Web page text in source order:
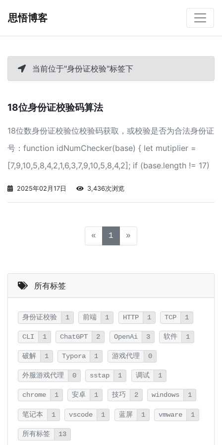
思悟博客
当前位于"身份证校验"标签下
18位身份证校验码算法
18位数身份证校验位校验码获取，或校验是否为合法身份证
号：function idNumChecker(base) { let mutiplier =
[7,9,10,5,8,4,2,1,6,3,7,9,10,5,8,4,2]; if (base.length != 17)
{
2025年02月17日 3,436次浏览
« 1 (current)
»
所有标签
身份证校验 1 前端 1 HTTP 1 TCP 1
CLI 1 ChatGPT 2 OpenAi 3 软件 1
破解 1 Typora 1 游戏代理 0
外服游戏代理 0 sstap 1 调试 1
chrome 1 安卓 1 技巧 2 windows 1
笔记本 1 vscode 1 蓝屏 1 vmware 1
所有标签 13